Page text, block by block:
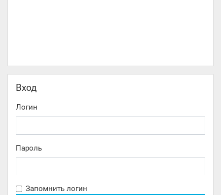
Вход
Логин
Пароль
Запомнить логин